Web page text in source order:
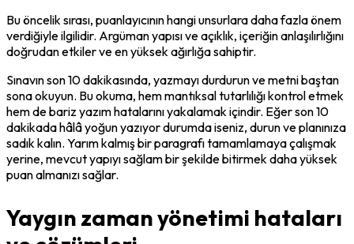
Bu öncelik sırası, puanlayıcının hangi unsurlara daha fazla önem
verdiğiyle ilgilidir. Argüman yapısı ve açıklık, içeriğin anlaşılırlığını
doğrudan etkiler ve en yüksek ağırlığa sahiptir.
Sınavın son 10 dakikasında, yazmayı durdurun ve metni baştan
sona okuyun. Bu okuma, hem mantıksal tutarlılığı kontrol etmek
hem de bariz yazım hatalarını yakalamak içindir. Eğer son 10
dakikada hâlâ yoğun yazıyor durumda iseniz, durun ve planınıza
sadık kalın. Yarım kalmış bir paragrafı tamamlamaya çalışmak
yerine, mevcut yapıyı sağlam bir şekilde bitirmek daha yüksek
puan almanızı sağlar.
Yaygın zaman yönetimi hataları